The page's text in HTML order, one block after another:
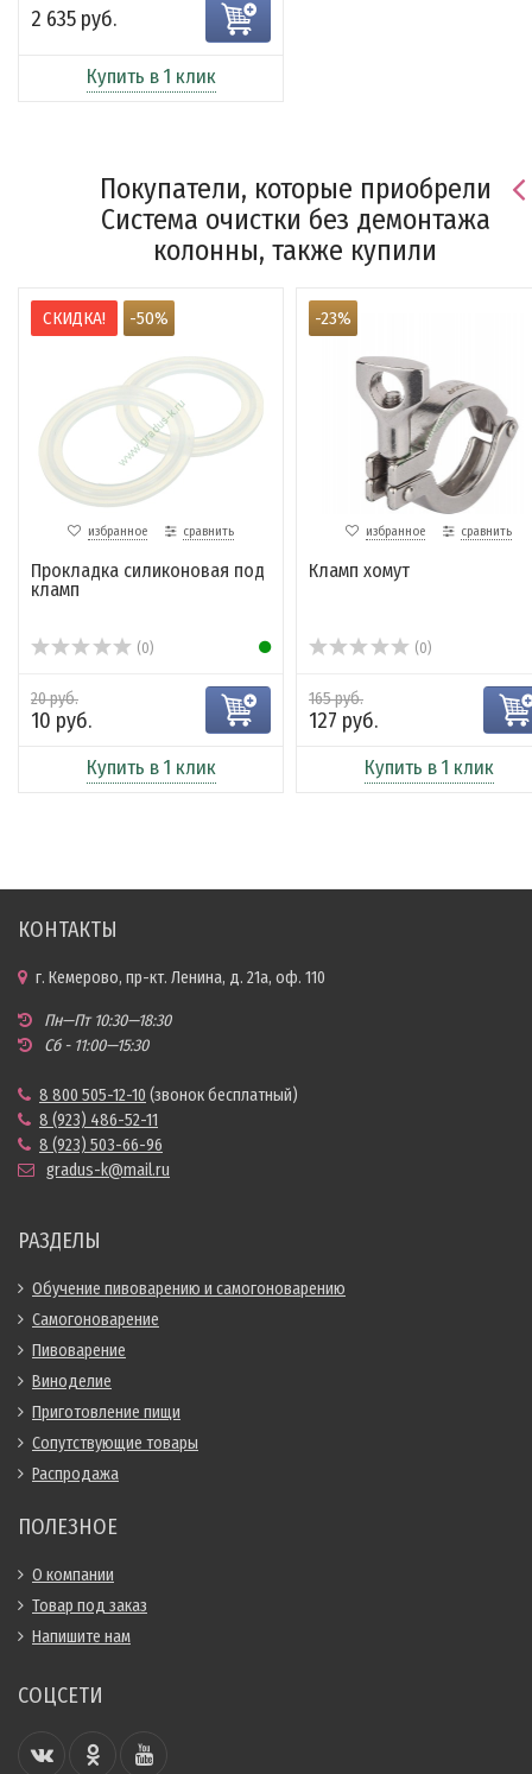
2 635 руб.
Купить в 1 клик
Покупатели, которые приобрели
Система очистки без демонтажа
колонны, также купили
СКИДКА! -50%
избранное сравнить
Прокладка силиконовая под
кламп
(0)
20 руб.
10 руб.
Купить в 1 клик
-23%
избранное сравнить
Кламп хомут
(0)
165 руб.
127 руб.
Купить в 1 клик
КОНТАКТЫ
г. Кемерово, пр-кт. Ленина, д. 21а, оф. 110
Пн—Пт 10:30—18:30
Сб - 11:00—15:30
8 800 505-12-10 (звонок бесплатный)
8 (923) 486-52-11
8 (923) 503-66-96
gradus-k@mail.ru
РАЗДЕЛЫ
Обучение пивоварению и самогоноварению
Самогоноварение
Пивоварение
Виноделие
Приготовление пищи
Сопутствующие товары
Распродажа
ПОЛЕЗНОЕ
О компании
Товар под заказ
Напишите нам
СОЦСЕТИ